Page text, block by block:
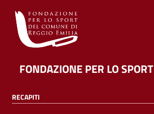
FONDAZIONE PER LO SPORT
RECAPITI